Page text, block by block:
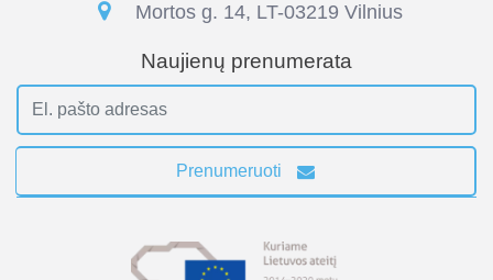
Mortos g. 14, LT-03219 Vilnius
Naujienų prenumerata
Prenumeruoti